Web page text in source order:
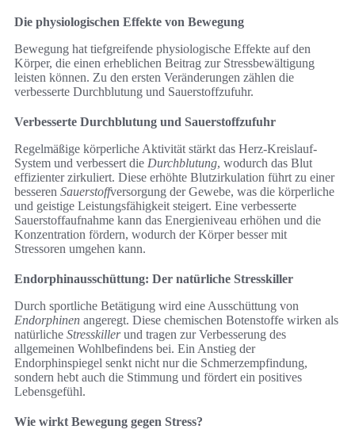
Die physiologischen Effekte von Bewegung
Bewegung hat tiefgreifende physiologische Effekte auf den
Körper, die einen erheblichen Beitrag zur Stressbewältigung
leisten können. Zu den ersten Veränderungen zählen die
verbesserte Durchblutung und Sauerstoffzufuhr.
Verbesserte Durchblutung und Sauerstoffzufuhr
Regelmäßige körperliche Aktivität stärkt das Herz-Kreislauf-
System und verbessert die Durchblutung, wodurch das Blut
effizienter zirkuliert. Diese erhöhte Blutzirkulation führt zu einer
besseren Sauerstoffversorgung der Gewebe, was die körperliche
und geistige Leistungsfähigkeit steigert. Eine verbesserte
Sauerstoffaufnahme kann das Energieniveau erhöhen und die
Konzentration fördern, wodurch der Körper besser mit
Stressoren umgehen kann.
Endorphinausschüttung: Der natürliche Stresskiller
Durch sportliche Betätigung wird eine Ausschüttung von
Endorphinen angeregt. Diese chemischen Botenstoffe wirken als
natürliche Stresskillerund tragen zur Verbesserung des
allgemeinen Wohlbefindens bei. Ein Anstieg der
Endorphinspiegel senkt nicht nur die Schmerzempfindung,
sondern hebt auch die Stimmung und fördert ein positives
Lebensgefühl.
Wie wirkt Bewegung gegen Stress?